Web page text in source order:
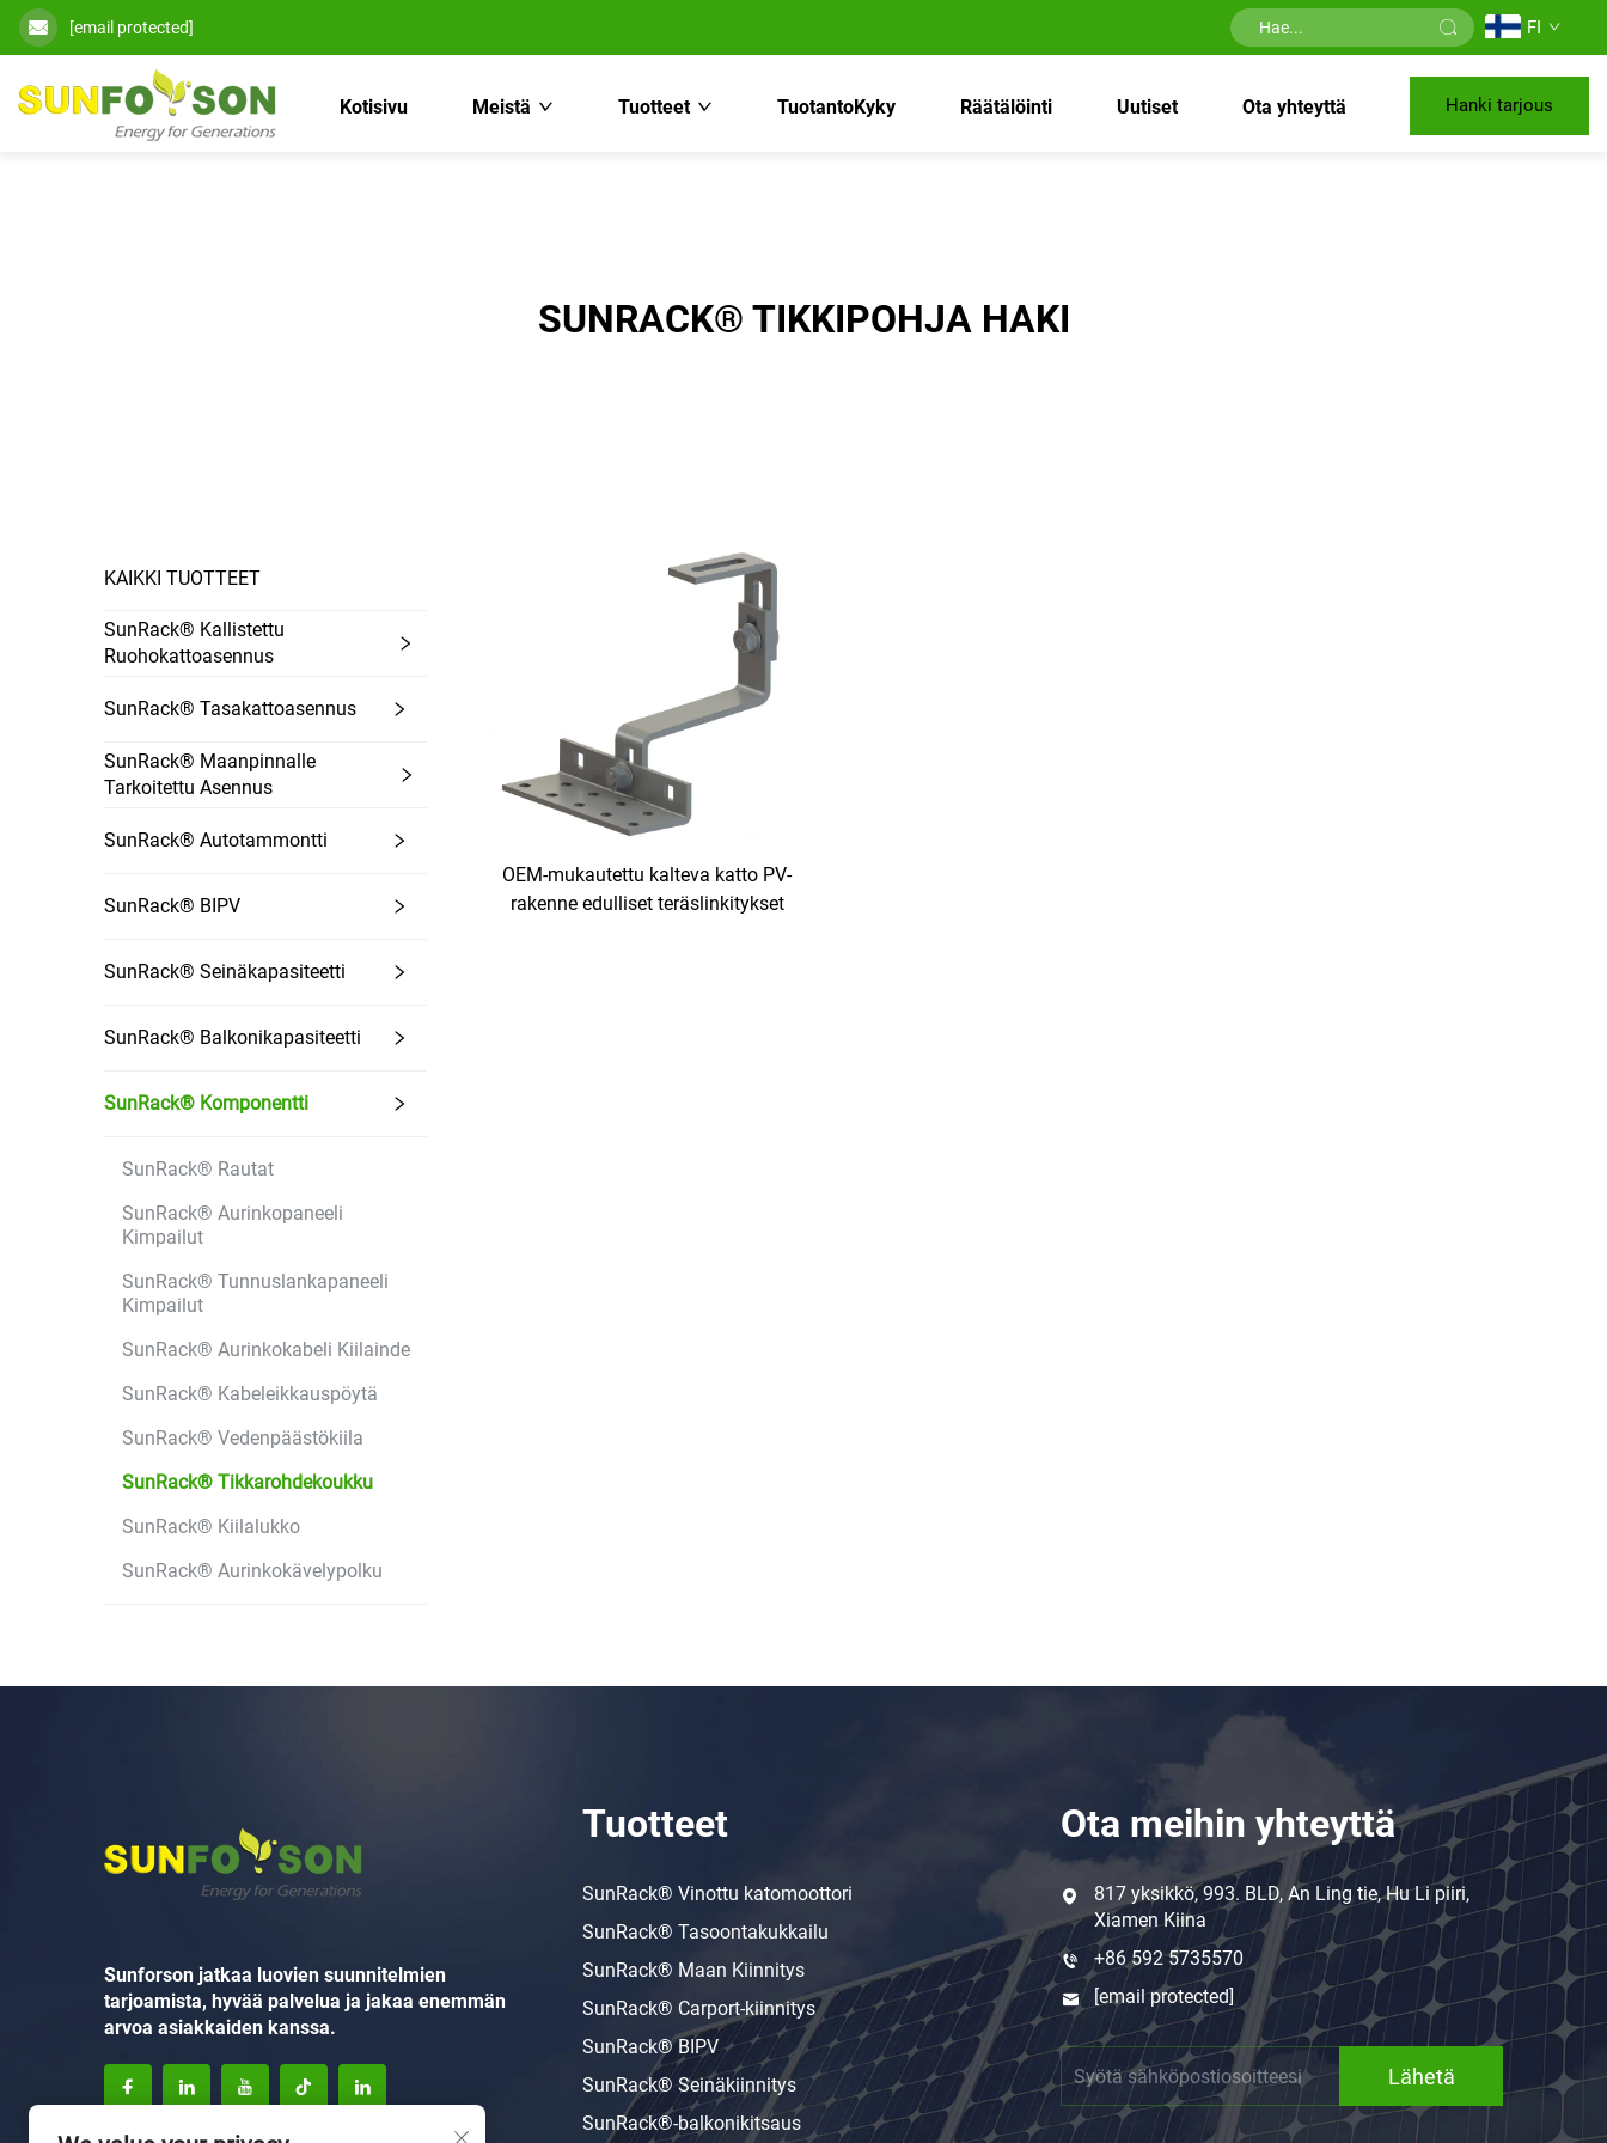
[email protected] FI
Kotisivu Meistä Tuotteet TuotantoKyky Räätälöinti Uutiset Ota yhteyttä Hanki tarjous
SUNRACK® TIKKIPOHJA HAKI
KAIKKI TUOTTEET
SunRack® Kallistettu
Ruohokattoasennus
SunRack® Tasakattoasennus
SunRack® Maanpinnalle
Tarkoitettu Asennus
SunRack® Autotammontti
SunRack® BIPV
SunRack® Seinäkapasiteetti
SunRack® Balkonikapasiteetti
SunRack® Komponentti
SunRack® Rautat
SunRack® Aurinkopaneeli
Kimpailut
SunRack® Tunnuslankapaneeli
Kimpailut
SunRack® Aurinkokabeli Kiilainde
SunRack® Kabeleikkauspöytä
SunRack® Vedenpäästökiila
SunRack® Tikkarohdekoukku
SunRack® Kiilalukko
SunRack® Aurinkokävelypolku
OEM-mukautettu kalteva katto PV-
rakenne edulliset teräslinkitykset
Sunforson jatkaa luovien suunnitelmien
tarjoamista, hyvää palvelua ja jakaa enemmän
arvoa asiakkaiden kanssa.
Tuotteet
SunRack® Vinottu katomoottori
SunRack® Tasoontakukkailu
SunRack® Maan Kiinnitys
SunRack® Carport-kiinnitys
SunRack® BIPV
SunRack® Seinäkiinnitys
SunRack®-balkonikitsaus
Ota meihin yhteyttä
817 yksikkö, 993. BLD, An Ling tie, Hu Li piiri,
Xiamen Kiina
+86 592 5735570
[email protected]
Lähetä